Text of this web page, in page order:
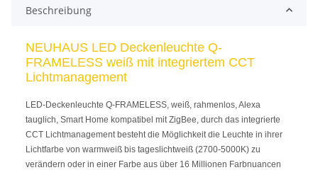
Beschreibung
NEUHAUS LED Deckenleuchte Q-
FRAMELESS weiß mit integriertem CCT
Lichtmanagement
LED-Deckenleuchte Q-FRAMELESS, weiß, rahmenlos, Alexa
tauglich, Smart Home kompatibel mit ZigBee, durch das integrierte
CCT Lichtmanagement besteht die Möglichkeit die Leuchte in ihrer
Lichtfarbe von warmweiß bis tageslichtweiß (2700-5000K) zu
verändern oder in einer Farbe aus über 16 Millionen Farbnuancen